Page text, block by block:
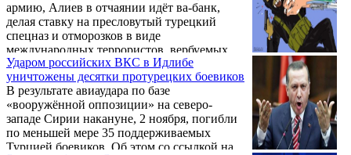
– говорится в сообщении.
армию, Алиев в отчаянии идёт ва-банк,
делая ставку на пресловутый турецкий
спецназ и отморозков в виде
международных террористов, вербуемых
Эрдоганом.
Ударом российских ВКС в Идлибе
уничтожены десятки протурецких боевиков
В результате авиаудара по базе
«вооружённой оппозиции» на северо-
западе Сирии накануне, 2 ноября, погибли
по меньшей мере 35 поддерживаемых
Турцией боевиков. Об этом со ссылкой на